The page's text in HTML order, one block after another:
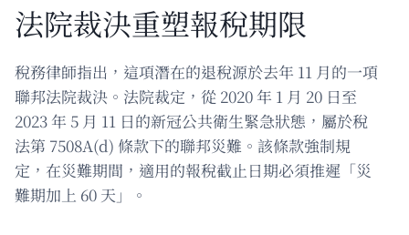
法院裁決重塑報稅期限
稅務律師指出，這項潛在的退稅源於去年 11 月的一項
聯邦法院裁決。法院裁定，從 2020 年 1 月 20 日至
2023 年 5 月 11 日的新冠公共衛生緊急狀態，屬於稅
法第 7508A(d) 條款下的聯邦災難。該條款強制規
定，在災難期間，適用的報稅截止日期必須推遲「災
難期加上 60 天」。